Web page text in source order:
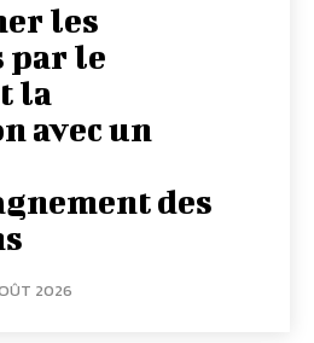
les
le
la
avec un
des
2026